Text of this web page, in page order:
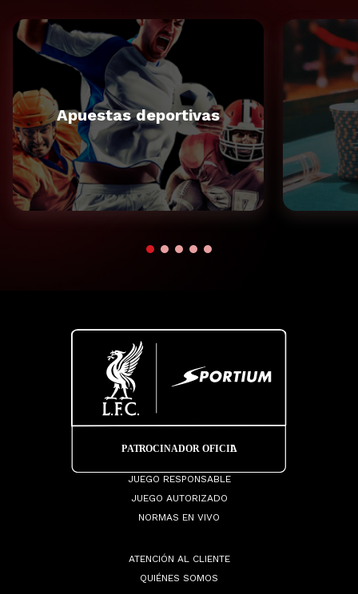
Apuestas deportivas
JUEGO RESPONSABLE
JUEGO AUTORIZADO
NORMAS EN VIVO
ATENCIÓN AL CLIENTE
QUIÉNES SOMOS